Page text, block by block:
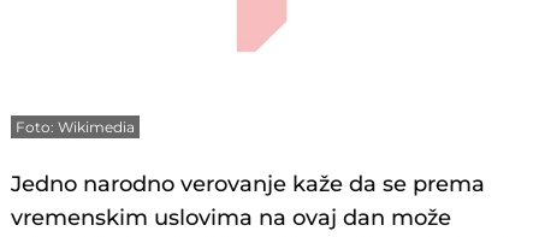
Foto: Wikimedia
Jedno narodno verovanje kaže da se prema
vremenskim uslovima na ovaj dan može